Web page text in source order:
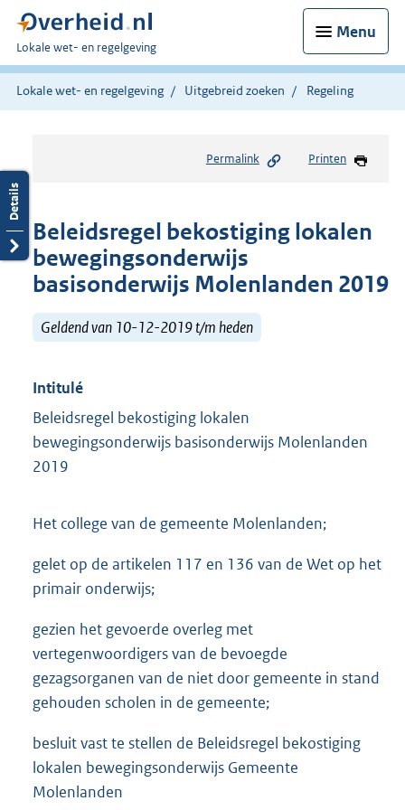
Menu
U
bent
hier:
Lokale wet- en regelgeving
Lokale wet- en regelgeving Uitgebreid zoeken Regeling
Permalink Printen
Beleidsregel bekostiging lokalen
bewegingsonderwijs
basisonderwijs Molenlanden 2019
Geldend van 10-12-2019 t/m heden
Intitulé
Beleidsregel bekostiging lokalen
bewegingsonderwijs basisonderwijs Molenlanden
2019
Het college van de gemeente Molenlanden;
gelet op de artikelen 117 en 136 van de Wet op het
primair onderwijs;
gezien het gevoerde overleg met
vertegenwoordigers van de bevoegde
gezagsorganen van de niet door gemeente in stand
gehouden scholen in de gemeente;
besluit vast te stellen de Beleidsregel bekostiging
lokalen bewegingsonderwijs Gemeente
Molenlanden